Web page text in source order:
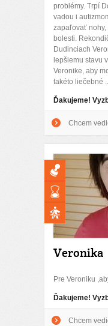
problémy. Trpí
vadou i
zapaľovať nohy,
bolesti.
Dudinciach
lepšiemu stavu
Veronike, aby
takéto liečebné
Ďakujeme!
Chcem
Veronika
Pre Veroniku
Ďakujeme!
Chcem